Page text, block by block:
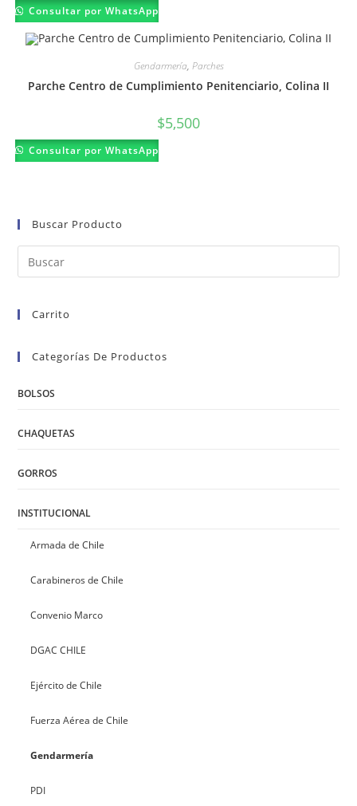
Consultar por WhatsApp
Gendarmería, Parches
Parche Centro de Cumplimiento Penitenciario, Colina II
$5,500
Consultar por WhatsApp
Buscar Producto
Carrito
Categorías De Productos
BOLSOS
CHAQUETAS
GORROS
INSTITUCIONAL
Armada de Chile
Carabineros de Chile
Convenio Marco
DGAC CHILE
Ejército de Chile
Fuerza Aérea de Chile
Gendarmería
PDI